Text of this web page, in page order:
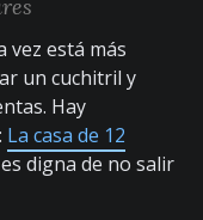
vez está más
un cuchitril y
Hay
La casa de 12
digna de no salir